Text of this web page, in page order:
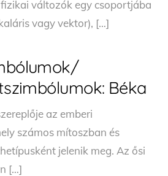
változók egy csoportjába
vagy vektor), […]
Béka
az emberi
számos mítoszban és
jelenik meg. Az ősi
[…]